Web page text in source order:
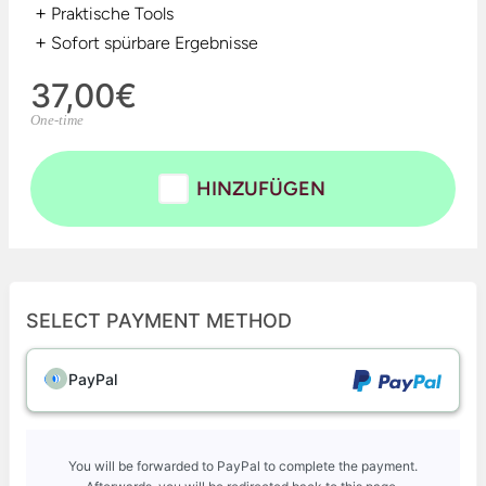
+ Praktische Tools
+ Sofort spürbare Ergebnisse
37,00€
One-time
HINZUFÜGEN
SELECT PAYMENT METHOD
PayPal
You will be forwarded to PayPal to complete the payment.